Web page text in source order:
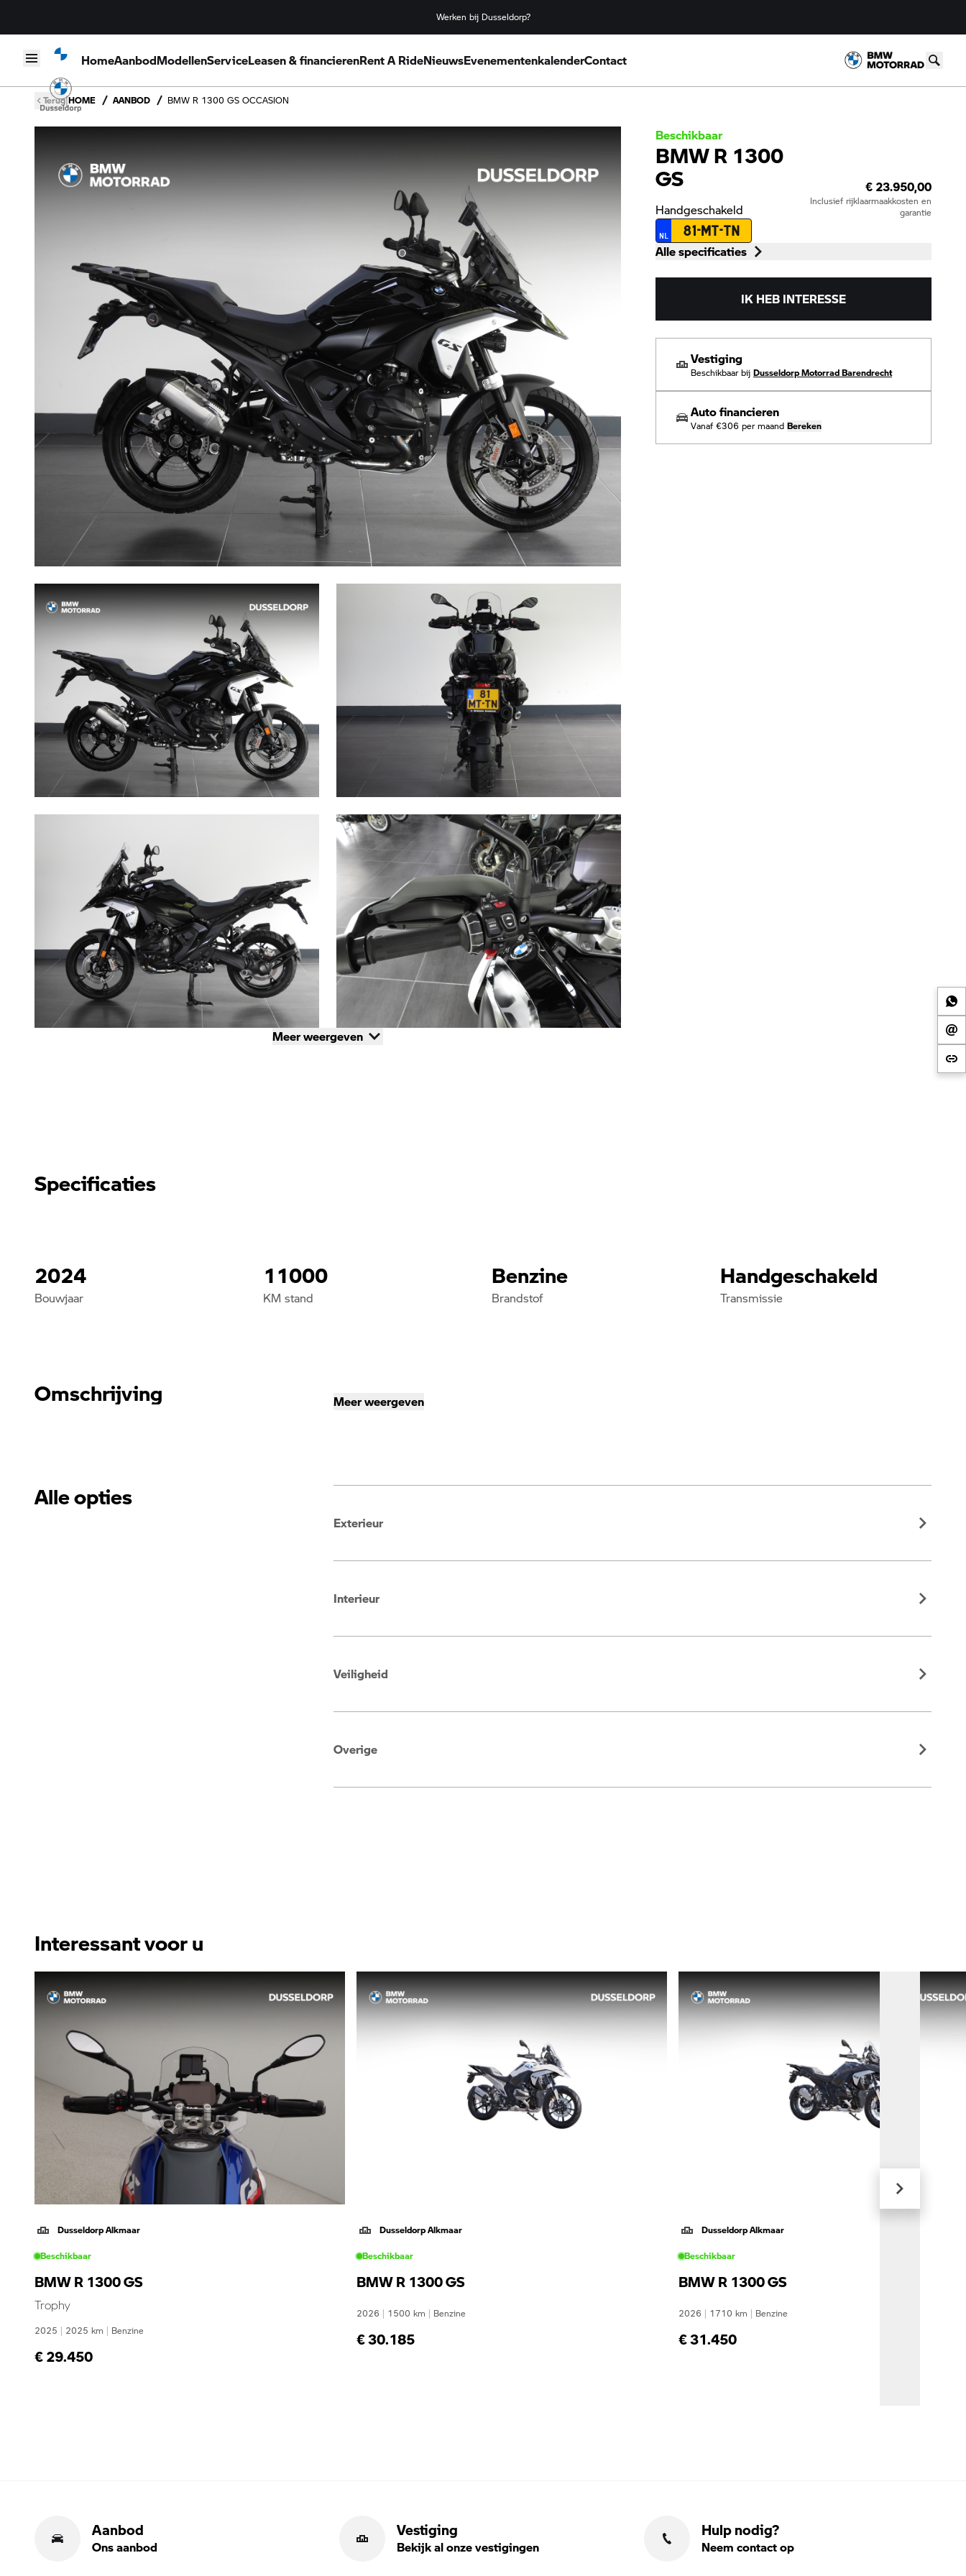
Werken bij Dusseldorp?
HomeAanbodModellenServiceLeasen & financierenRent A RideNieuwsEvenementenkalenderContact
Skip to content
Terug|HOME AANBOD BMW R 1300 GS OCCASION
Meer weergeven
Beschikbaar
BMW R 1300
GS
Handgeschakeld
€ 23.950,00
Inclusief rijklaarmaakkosten en
garantie
NL 81-MT-TN
Alle specificaties
IK HEB INTERESSE
Vestiging
Beschikbaar bij Dusseldorp Motorrad Barendrecht
Auto financieren
Vanaf €306 per maand Bereken
Specificaties
2024
Bouwjaar
11000
KM stand
Benzine
Brandstof
Handgeschakeld
Transmissie
Omschrijving Meer weergeven
Alle opties
Exterieur
Interieur
Veiligheid
Overige
Interessant voor u
Dusseldorp Alkmaar
Beschikbaar
BMW R 1300 GS
Trophy
2025 | 2025 km | Benzine
€ 29.450
Dusseldorp Alkmaar
Beschikbaar
BMW R 1300 GS
2026 | 1500 km | Benzine
€ 30.185
Dusseldorp Alkmaar
Beschikbaar
BMW R 1300 GS
2026 | 1710 km | Benzine
€ 31.450
Aanbod
Ons aanbod
Vestiging
Bekijk al onze vestigingen
Hulp nodig?
Neem contact op